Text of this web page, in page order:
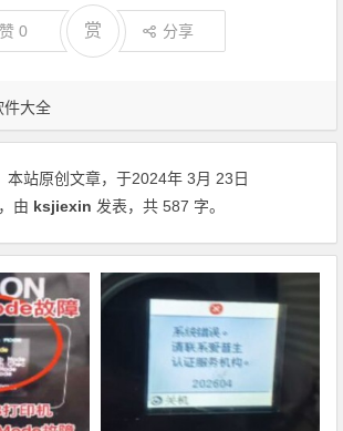
件大全
赞0 赏 分享
本站原创文章，于2024年 3月 23日
，由 ksjiexin 发表，共 587 字。